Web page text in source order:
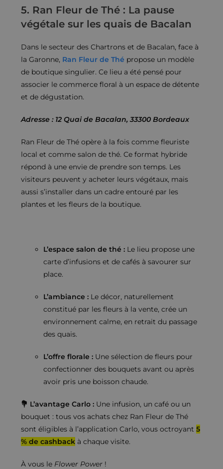
5. Ran Fleur de Thé : La pause
végétale sur les quais de Bacalan
Dans le secteur des Chartrons et de Bacalan, face à
la Garonne, Ran Fleur de Thé propose un modèle
de boutique singulier. Ce lieu a été pensé pour
associer le commerce floral à un espace de détente
et de dégustation.
Adresse : 12 Quai de Bacalan, 33300 Bordeaux
Ran Fleur de Thé opère à la fois comme fleuriste
local et comme salon de thé. Ce format hybride
répond à une envie de prendre son temps. Les
visiteurs peuvent y acheter leurs végétaux, mais
aussi s’installer dans un cadre entouré par les
plantes et les fleurs de la boutique.
L’espace salon de thé : Le lieu propose une
carte d’infusions et de cafés à savourer sur
place.
L’ambiance : Le décor, naturellement
constitué par les fleurs à la vente, crée un
environnement calme, en retrait du passage
des quais.
L’offre florale : Une sélection de fleurs pour
confectionner des bouquets avant ou après
avoir pris une boisson chaude.
💐 L’avantage Carlo : Une infusion, un café ou un
bouquet : tous vos achats chez Ran Fleur de Thé
sont éligibles à l’application Carlo, vous octroyant5
% de cashback à chaque visite.
À vous le Flower Power !